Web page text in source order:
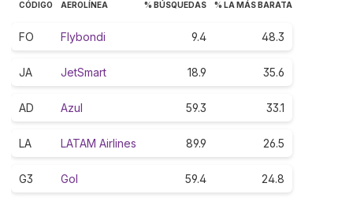
CÓDIGO AEROLÍNEA % BÚSQUEDAS % LA MÁS BARATA
FO Flybondi 9.4 48.3
JA JetSmart 18.9 35.6
AD Azul 59.3 33.1
LA LATAM Airlines 89.9 26.5
G3 Gol 59.4 24.8